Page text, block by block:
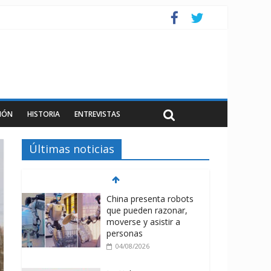
HISTORIA ENTREVISTAS
Últimas noticias
China presenta robots
que pueden razonar,
moverse y asistir a
personas
04/08/2026